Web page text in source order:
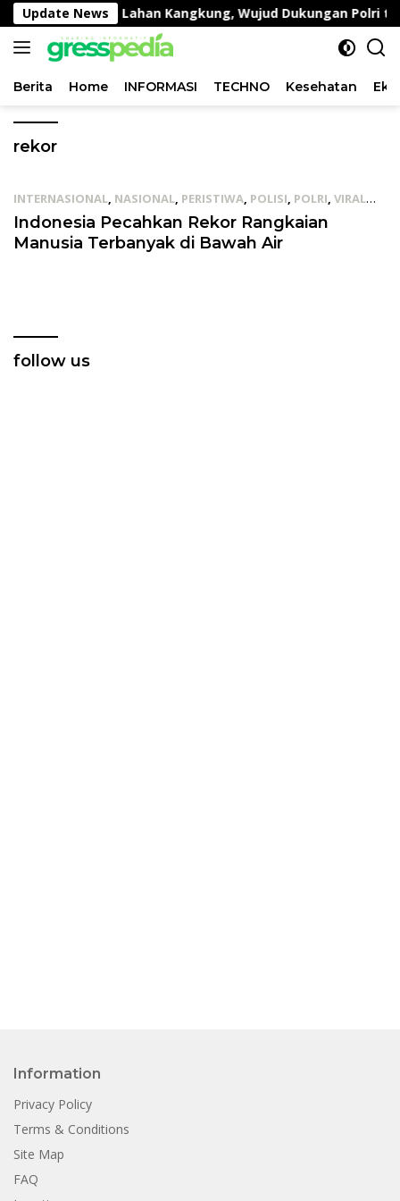
Langsung
ke
konten
Update News
Pemantauan Lahan Kangkung, Wujud Dukungan Polri
Berita Home INFORMASI TECHNO Kesehatan
rekor
INTERNASIONAL, NASIONAL, PERISTIWA, POLISI, POLRI, VIRAL
04/08/2019
Indonesia Pecahkan Rekor Rangkaian
Manusia Terbanyak di Bawah Air
follow us
Information
Privacy Policy
Terms & Conditions
Site Map
FAQ